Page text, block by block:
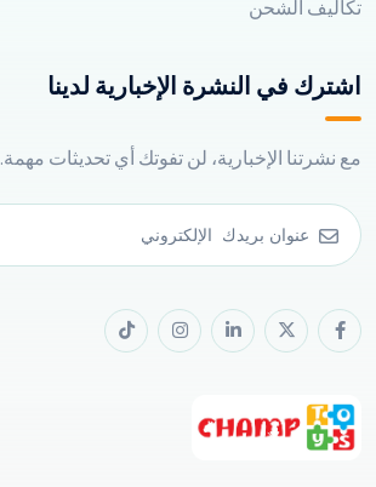
تكاليف الشحن
اشترك في النشرة الإخبارية لدينا
مع نشرتنا الإخبارية، لن تفوتك أي تحديثات مهمة.